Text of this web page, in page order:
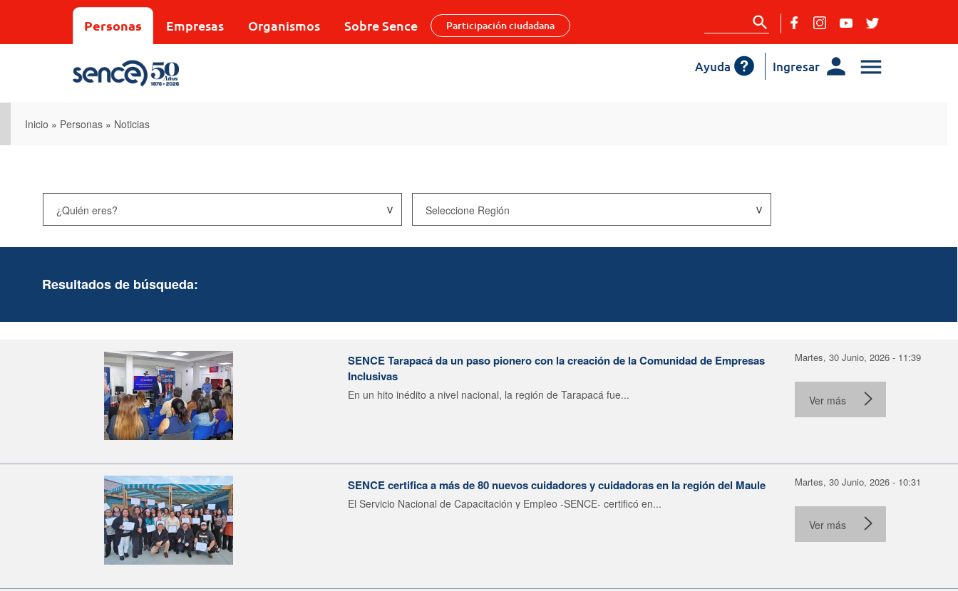
Personas Empresas Organismos Sobre Sence Participación ciudadana
Ingresar
Ayuda
Inicio » Personas » Noticias
Resultados de búsqueda:
SENCE Tarapacá da un paso pionero con la creación de la Comunidad de Empresas
Inclusivas
En un hito inédito a nivel nacional, la región de Tarapacá fue...
Martes, 30 Junio, 2026 - 11:39
Ver más
SENCE certifica a más de 80 nuevos cuidadores y cuidadoras en la región del Maule
El Servicio Nacional de Capacitación y Empleo -SENCE- certificó en...
Martes, 30 Junio, 2026 - 10:31
Ver más